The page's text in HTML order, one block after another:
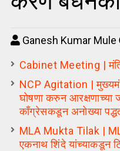
Ganesh Kumar Mule
Cabinet Meeting |
NCP Agitation |
घोषणा करुन आरक्षणाच्या
काँग्रेसकडून अनोख्या
MLA Mukta Tilak |
एकनाथ शिंदे यांच्याकडून